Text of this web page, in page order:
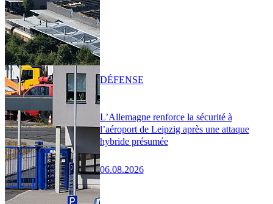
L’Allemagne renforce la sécurité à
l’aéroport de Leipzig après une attaque
hybride présumée
06.08.2026
DÉFENSE